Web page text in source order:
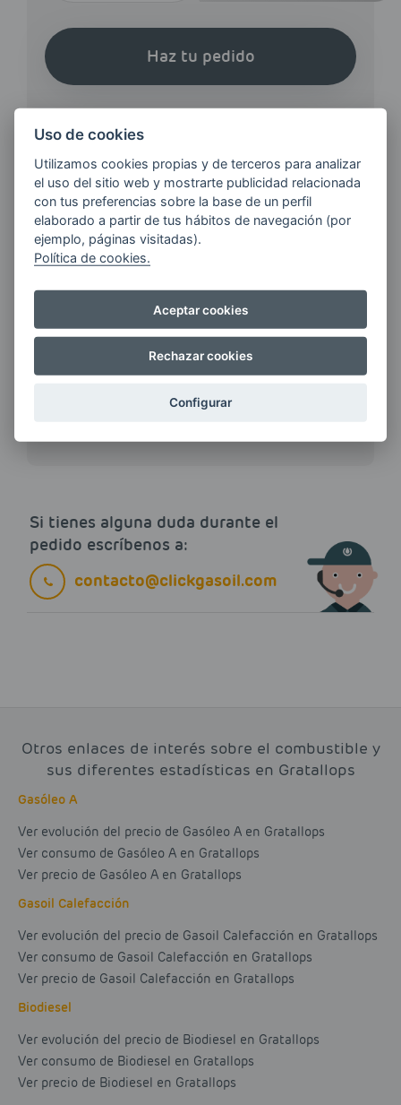
Haz tu pedido
¿QUIERES ESTAR AL DÍA DE
LAS
ÚLTIMAS NOVEDADES?
ENERGIAS por cualquier medio, incluido
Si tienes alguna duda durante el
pedido escríbenos a:
contacto@clickgasoil.com
Otros enlaces de interés sobre el combustible y
sus diferentes estadísticas en Gratallops
Gasóleo A
Ver evolución del precio de Gasóleo A en Gratallops
Ver consumo de Gasóleo A en Gratallops
Ver precio de Gasóleo A en Gratallops
Gasoil Calefacción
Ver evolución del precio de Gasoil Calefacción en Gratallops
Ver consumo de Gasoil Calefacción en Gratallops
Ver precio de Gasoil Calefacción en Gratallops
Biodiesel
Ver evolución del precio de Biodiesel en Gratallops
Ver consumo de Biodiesel en Gratallops
Ver precio de Biodiesel en Gratallops
Uso de cookies
Utilizamos cookies propias y de terceros para analizar
el uso del sitio web y mostrarte publicidad relacionada
con tus preferencias sobre la base de un perfil
elaborado a partir de tus hábitos de navegación (por
ejemplo, páginas visitadas).
Política de cookies.
Aceptar cookies
Rechazar cookies
Configurar